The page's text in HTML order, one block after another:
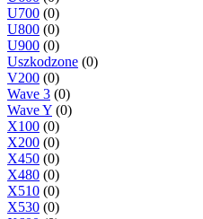
U700 (0)
U800 (0)
U900 (0)
Uszkodzone (0)
V200 (0)
Wave 3 (0)
Wave Y (0)
X100 (0)
X200 (0)
X450 (0)
X480 (0)
X510 (0)
X530 (0)